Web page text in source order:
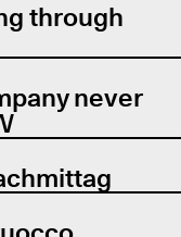
through
never